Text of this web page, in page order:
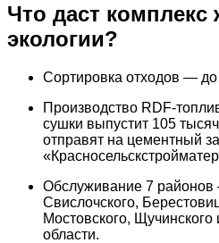
Что даст комплекс
экологии?
Сортировка отходов — до
Производство RDF-
сушки выпустит 105
отправят на цементный
Обслуживание 7 районов
Свислочского,
Мостовского, Щучинского
области.